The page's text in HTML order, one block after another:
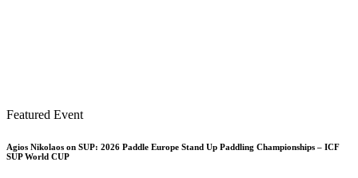
Featured Event
Agios Nikolaos on SUP: 2026 Paddle Europe Stand Up Paddling Championships – ICF
SUP World CUP